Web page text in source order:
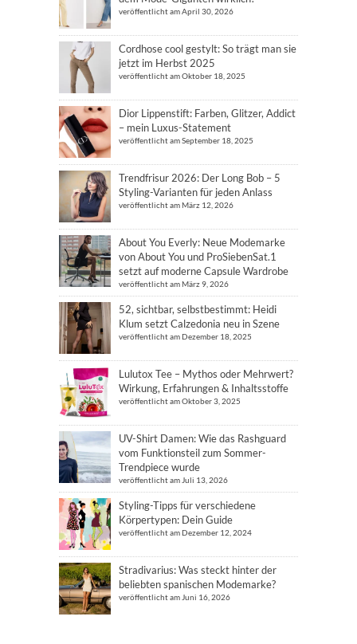
veröffentlicht am April 30, 2026
Cordhose cool gestylt: So trägt man sie
jetzt im Herbst 2025
veröffentlicht am Oktober 18, 2025
Dior Lippenstift: Farben, Glitzer, Addict
– mein Luxus-Statement
veröffentlicht am September 18, 2025
Trendfrisur 2026: Der Long Bob – 5
Styling-Varianten für jeden Anlass
veröffentlicht am März 12, 2026
About You Everly: Neue Modemarke
von About You und ProSiebenSat.1
setzt auf moderne Capsule Wardrobe
veröffentlicht am März 9, 2026
52, sichtbar, selbstbestimmt: Heidi
Klum setzt Calzedonia neu in Szene
veröffentlicht am Dezember 18, 2025
Lulutox Tee – Mythos oder Mehrwert?
Wirkung, Erfahrungen & Inhaltsstoffe
veröffentlicht am Oktober 3, 2025
UV-Shirt Damen: Wie das Rashguard
vom Funktionsteil zum Sommer-
Trendpiece wurde
veröffentlicht am Juli 13, 2026
Styling-Tipps für verschiedene
Körpertypen: Dein Guide
veröffentlicht am Dezember 12, 2024
Stradivarius: Was steckt hinter der
beliebten spanischen Modemarke?
veröffentlicht am Juni 16, 2026